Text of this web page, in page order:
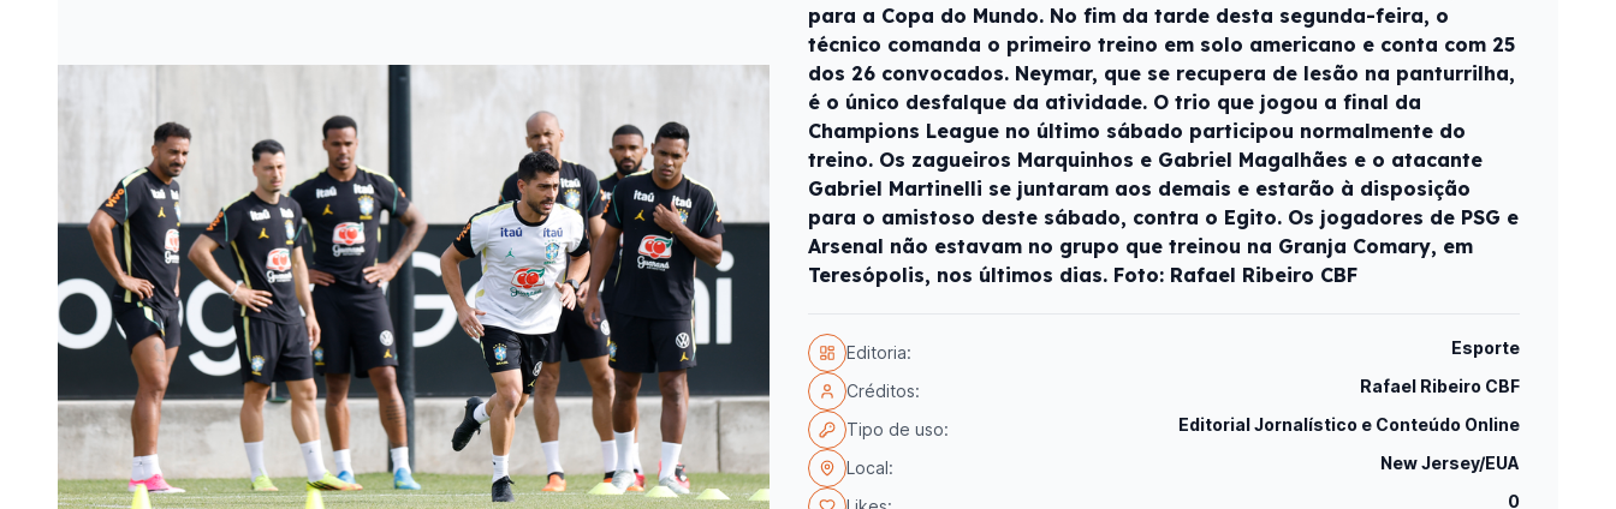
para a Copa do Mundo. No fim da tarde desta segunda-feira, o
técnico comanda o primeiro treino em solo americano e conta com 25
dos 26 convocados. Neymar, que se recupera de lesão na panturrilha,
é o único desfalque da atividade. O trio que jogou a final da
Champions League no último sábado participou normalmente do
treino. Os zagueiros Marquinhos e Gabriel Magalhães e o atacante
Gabriel Martinelli se juntaram aos demais e estarão à disposição
para o amistoso deste sábado, contra o Egito. Os jogadores de PSG e
Arsenal não estavam no grupo que treinou na Granja Comary, em
Teresópolis, nos últimos dias. Foto: Rafael Ribeiro CBF
Editoria: Esporte
Créditos: Rafael Ribeiro CBF
Tipo de uso: Editorial Jornalístico e Conteúdo Online
Local: New Jersey/EUA
0